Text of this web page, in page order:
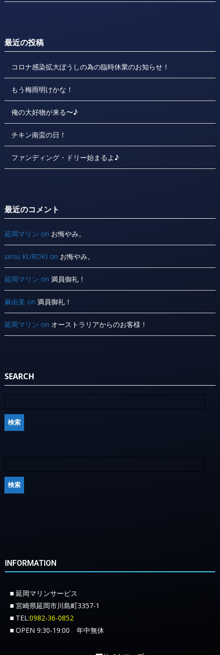
最近の投稿
コロナ感染拡大ぼうしの為の臨時休業のお知らせ！
もう梅雨明けかな！
俺の大好物が来る〜♪
チキン南蛮の日！
ファンディング・ドリー始まるよ♪
最近のコメント
延岡マリン on お悔やみ。
sirou KUROKI on お悔やみ。
延岡マリン on 満員御礼！
麻由美 on 満員御礼！
延岡マリン on オーストラリアからのお客様！
SEARCH
INFORMATION
■ 延岡マリンサービス
■ 宮崎県延岡市川島町3357-1
■ TEL:0982-36-0852
■ OPEN 9:30-19:00 年中無休